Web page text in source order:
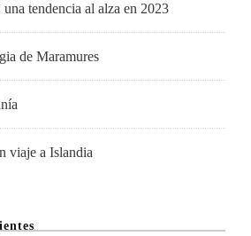
tendencia al alza en 2023
de Maramures
viaje a Islandia